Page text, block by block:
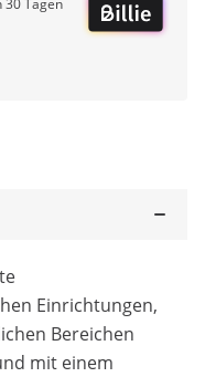
30 Tagen
Einrichtungen,
Bereichen
mit einem